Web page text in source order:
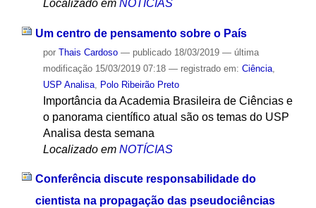
Localizado em NOTÍCIAS
Um centro de pensamento sobre o País
por Thais Cardoso — publicado18/03/2019 — última
modificação15/03/2019 07:18 — registrado em: Ciência,
USP Analisa, Polo Ribeirão Preto
Importância da Academia Brasileira de Ciências e
o panorama científico atual são os temas do USP
Analisa desta semana
Localizado em NOTÍCIAS
Conferência discute responsabilidade do
cientista na propagação das pseudociências